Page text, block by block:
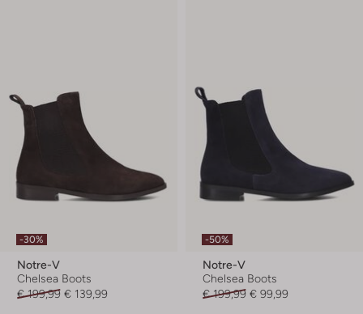
-30%
Notre-V
Chelsea Boots
€ 199,99 € 139,99
-50%
Notre-V
Chelsea Boots
€ 199,99 € 99,99